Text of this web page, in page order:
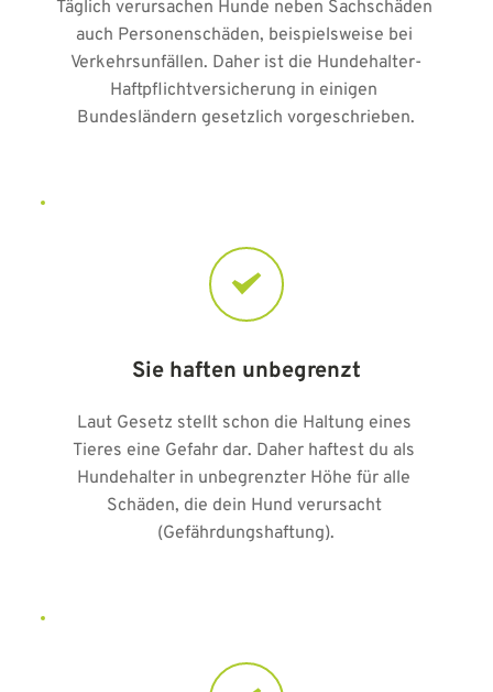
Täglich verursachen Hunde neben Sachschäden
auch Personenschäden, beispielsweise bei
Verkehrsunfällen. Daher ist die Hundehalter-
Haftpflichtversicherung in einigen
Bundesländern gesetzlich vorgeschrieben.
Sie haften unbegrenzt
Laut Gesetz stellt schon die Haltung eines
Tieres eine Gefahr dar. Daher haftest du als
Hundehalter in unbegrenzter Höhe für alle
Schäden, die dein Hund verursacht
(Gefährdungshaftung).